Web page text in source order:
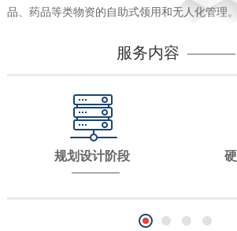
品、药品等类物资的自助式领用和无人化管理。
服务内容
规划设计阶段